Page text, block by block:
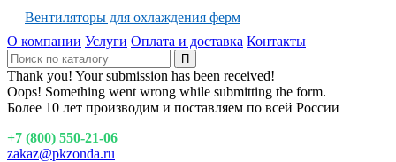
Вентиляторы для охлаждения ферм
О компании Услуги Оплата и доставка Контакты
Thank you! Your submission has been received!
Oops! Something went wrong while submitting the form.
Более 10 лет производим и поставляем по всей России
+7 (800) 550-21-06
zakaz@pkzonda.ru